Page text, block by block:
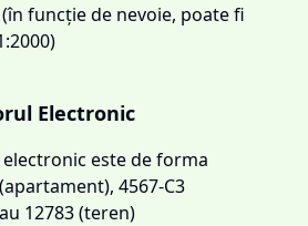
funcție de nevoie, poate fi
Electronic
este de forma
4567-C3
12783 (teren)